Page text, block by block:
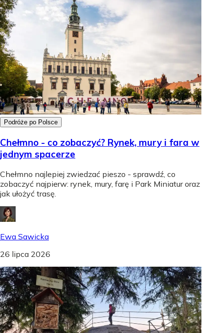
Podróże po Polsce
Chełmno - co zobaczyć? Rynek, mury i fara w
jednym spacerze
Chełmno najlepiej zwiedzać pieszo - sprawdź, co
zobaczyć najpierw: rynek, mury, farę i Park Miniatur oraz
jak ułożyć trasę.
Ewa Sawicka
26 lipca 2026